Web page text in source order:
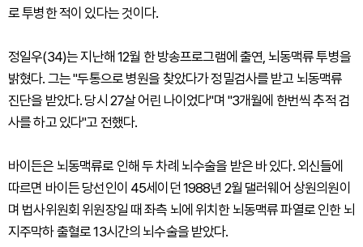
로 투병한 적이 있다는 것이다.
정일우(34)는 지난해 12월 한 방송프로그램에 출연, 뇌동맥류 투병을
밝혔다. 그는 "두통으로 병원을 찾았다가 정밀검사를 받고 뇌동맥류
진단을 받았다. 당시 27살 어린 나이었다"며 "3개월에 한번씩 추적 검
사를 하고 있다"고 전했다.
바이든은 뇌동맥류로 인해 두 차례 뇌수술을 받은 바 있다. 외신들에
따르면 바이든 당선인이 45세이던 1988년 2월 댈러웨어 상원의원이
며 법사위원회 위원장일 때 좌측 뇌에 위치한 뇌동맥류 파열로 인한 뇌
지주막하 출혈로 13시간의 뇌수술을 받았다.